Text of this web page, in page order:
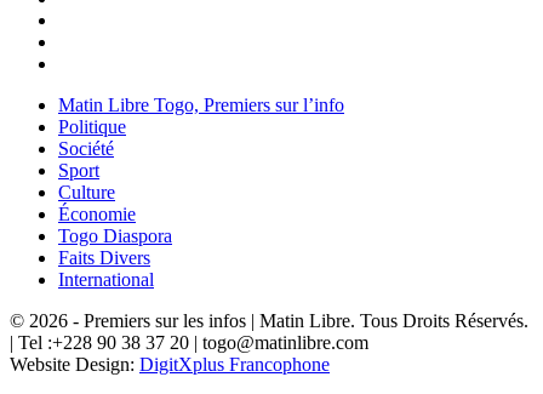
Matin Libre Togo, Premiers sur l’info
Politique
Société
Sport
Culture
Économie
Togo Diaspora
Faits Divers
International
© 2026 - Premiers sur les infos | Matin Libre. Tous Droits Réservés.
| Tel :+228 90 38 37 20 | togo@matinlibre.com
Website Design: DigitXplus Francophone